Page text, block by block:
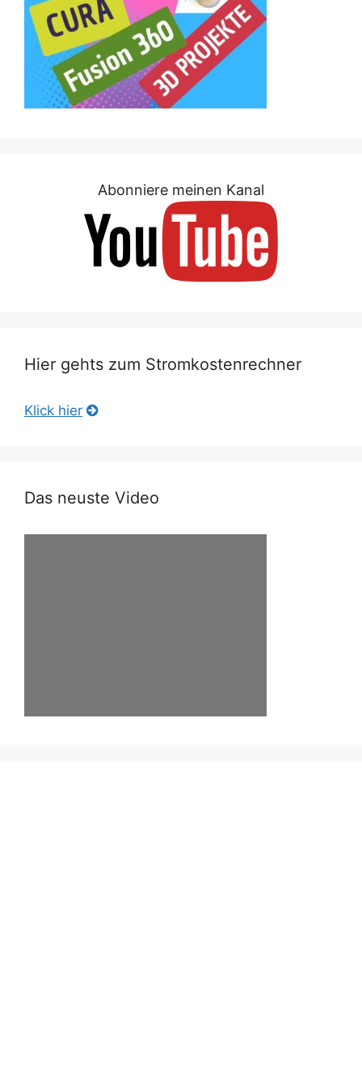
Abonniere meinen Kanal
Hier gehts zum Stromkostenrechner
Klick hier
Das neuste Video